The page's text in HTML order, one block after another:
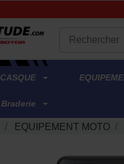
CASQUE
Braderie
EQUIPEMENT MOTO